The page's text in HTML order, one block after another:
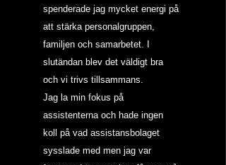
spenderade jag mycket energi på
att stärka personalgruppen,
familjen och samarbetet. I
slutändan blev det väldigt bra
och vi trivs tillsammans.
Jag la min fokus på
assistenterna och hade ingen
koll på vad assistansbolaget
sysslade med men jag var